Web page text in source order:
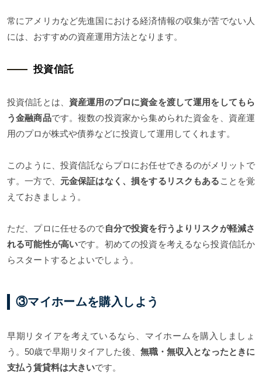
常にアメリカなど先進国における経済情報の収集が苦でない人
には、おすすめの資産運用方法となります。
投資信託
投資信託とは、 資産運用のプロに資金を渡して運用をしてもら
う金融商品です。複数の投資家から集められた資金を、資産運
用のプロが株式や債券などに投資して運用してくれます。
このように、投資信託ならプロにお任せできるのがメリットで
す。一方で、 元金保証はなく、損をするリスクもある ことを覚
えておきましょう。
ただ、プロに任せるので自分で投資を行うよりリスクが軽減さ
れる可能性が高いです。初めての投資を考えるなら投資信託か
らスタートするとよいでしょう。
③マイホームを購入しよう
早期リタイアを考えているなら、マイホームを購入しましょ
う。50歳で早期リタイアした後、 無職・無収入となったときに
支払う賃貸料は大きいです。